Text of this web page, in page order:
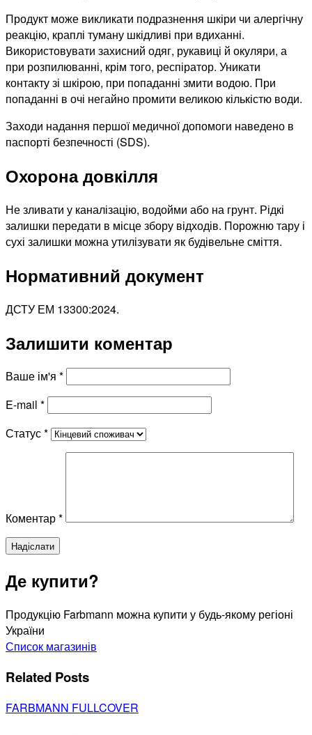
Продукт може викликати подразнення шкіри чи алергічну
реакцію, краплі туману шкідливі при вдиханні.
Використовувати захисний одяг, рукавиці й окуляри, а
при розпилюванні, крім того, респіратор. Уникати
контакту зі шкірою, при попаданні змити водою. При
попаданні в очі негайно промити великою кількістю води.
Заходи надання першої медичної допомоги наведено в
паспорті безпечності (SDS).
Охорона довкілля
Не зливати у каналізацію, водойми або на грунт. Рідкі
залишки передати в місце збору відходів. Порожню тару і
сухі залишки можна утилізувати як будівельне сміття.
Нормативний документ
ДСТУ ЕМ 13300:2024.
Залишити коментар
Ваше ім'я *
E-mail *
Статус*
Коментар*
Де купити?
Продукцію Farbmann можна купити у будь-якому регіоні
України
Список магазинів
Related Posts
FARBMANN FULLCOVER